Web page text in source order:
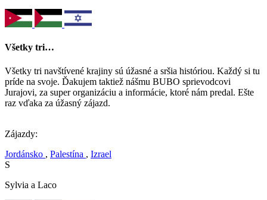
Všetky tri…
Všetky tri navštívené krajiny sú úžasné a sršia históriou. Každý si tu
príde na svoje. Ďakujem taktiež nášmu BUBO sprievodcovi
Jurajovi, za super organizáciu a informácie, ktoré nám predal. Ešte
raz vďaka za úžasný zájazd.
Zájazdy:
Jordánsko , Palestína , Izrael
S
Sylvia a Laco